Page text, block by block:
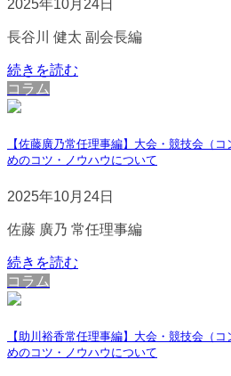
2025年10月24日
長谷川 健太 副会長編
続きを読む
コラム
【佐藤廣乃常任理事編】大会・競技会（
めのコツ・ノウハウについて
2025年10月24日
佐藤 廣乃 常任理事編
続きを読む
コラム
【助川裕香常任理事編】大会・競技会（
めのコツ・ノウハウについて